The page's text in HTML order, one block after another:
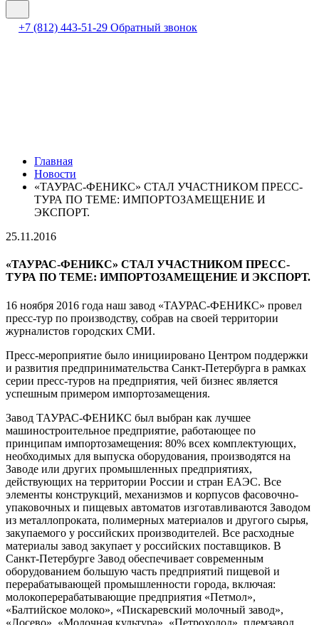
+7 (812) 443-51-29 Обратный звонок
Главная
Новости
«ТАУРАС-ФЕНИКС» СТАЛ УЧАСТНИКОМ ПРЕСС-
ТУРА ПО ТЕМЕ: ИМПОРТОЗАМЕЩЕНИЕ И
ЭКСПОРТ.
25.11.2016
«ТАУРАС-ФЕНИКС» СТАЛ УЧАСТНИКОМ ПРЕСС-
ТУРА ПО ТЕМЕ: ИМПОРТОЗАМЕЩЕНИЕ И ЭКСПОРТ.
16 ноября 2016 года наш завод «ТАУРАС-ФЕНИКС» провел
пресс-тур по производству, собрав на своей территории
журналистов городских СМИ.
Пресс-мероприятие было инициировано Центром поддержки
и развития предпринимательства Санкт-Петербурга в рамках
серии пресс-туров на предприятия, чей бизнес является
успешным примером импортозамещения.
Завод ТАУРАС-ФЕНИКС был выбран как лучшее
машиностроительное предприятие, работающее по
принципам импортозамещения: 80% всех комплектующих,
необходимых для выпуска оборудования, производятся на
Заводе или других промышленных предприятиях,
действующих на территории России и стран ЕАЭС. Все
элементы конструкций, механизмов и корпусов фасовочно-
упаковочных и пищевых автоматов изготавливаются Заводом
из металлопроката, полимерных материалов и другого сырья,
закупаемого у российских производителей. Все расходные
материалы завод закупает у российских поставщиков. В
Санкт-Петербурге Завод обеспечивает современным
оборудованием большую часть предприятий пищевой и
перерабатывающей промышленности города, включая:
молокоперерабатывающие предприятия «Петмол»,
«Балтийское молоко», «Пискаревский молочный завод»,
«Лосево», «Молочная культура», «Петрохолод», племзавод